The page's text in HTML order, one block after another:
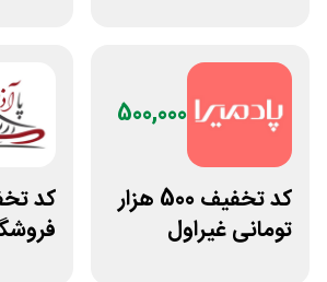
500,000
کد تخفیف 500 هزار
تومانی غیراول